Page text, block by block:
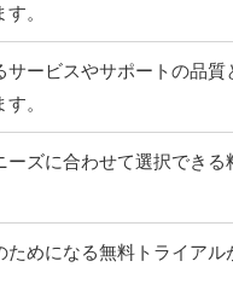
。
サービスやサポートの品
。
ーズに合わせて選択でき
ためになる無料トライアル